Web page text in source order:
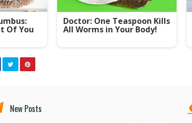
Of You
Doctor: One Teaspoon Kills
All Worms in Your Body!
New Posts